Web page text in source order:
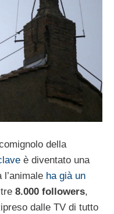
della
è diventato una
ha già un
8.000 followers,
dalle TV di tutto